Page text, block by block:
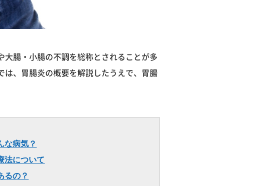
腸・小腸の不調を総称とされることが多
は、胃腸炎の概要を解説したうえで、胃腸
な病気？
法について
るの？